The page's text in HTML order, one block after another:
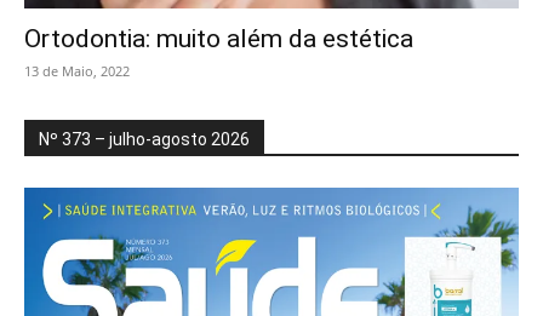
Ortodontia: muito além da estética
13 de Maio, 2022
Nº 373 – julho-agosto 2026